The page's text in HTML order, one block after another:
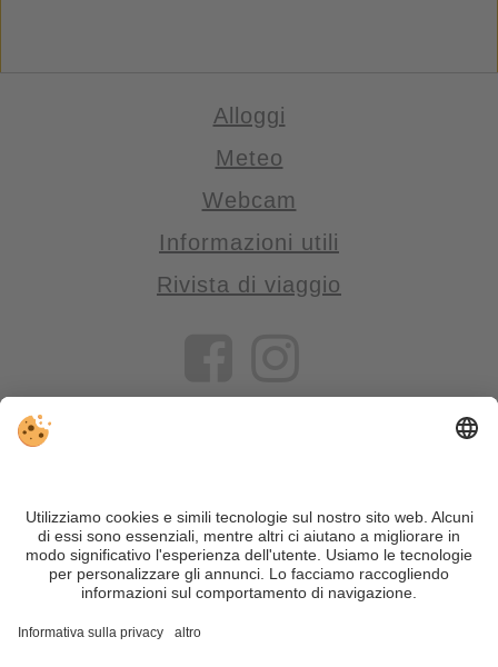
Alloggi
Meteo
Webcam
Informazioni utili
Rivista di viaggio
VIVOSüdtirol è il portale di viaggio per chi desidera vivere il
Trentino Alto Adige davvero – con consigli autentici, alloggi e
offerte su misura.
Nonostante il lavoro accurato e il costante aggiornamento dei